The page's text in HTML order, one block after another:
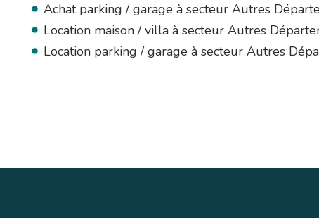
Achat parking / garage à secteur Autres
Location maison / villa à secteur Autres
Location parking / garage à secteur Autres